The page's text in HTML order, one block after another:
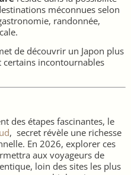
méconnues selon
randonnée,
de découvrir un Japon plus
incontournables
des étapes fascinantes, le
, secret révèle une richesse
En 2026, explorer ces
aux voyageurs de
loin des sites les plus